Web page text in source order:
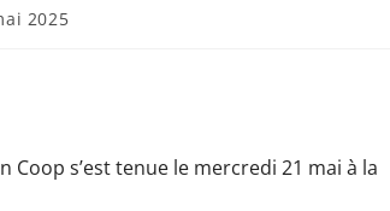
2025
Coop s’est tenue le mercredi 21 mai à la